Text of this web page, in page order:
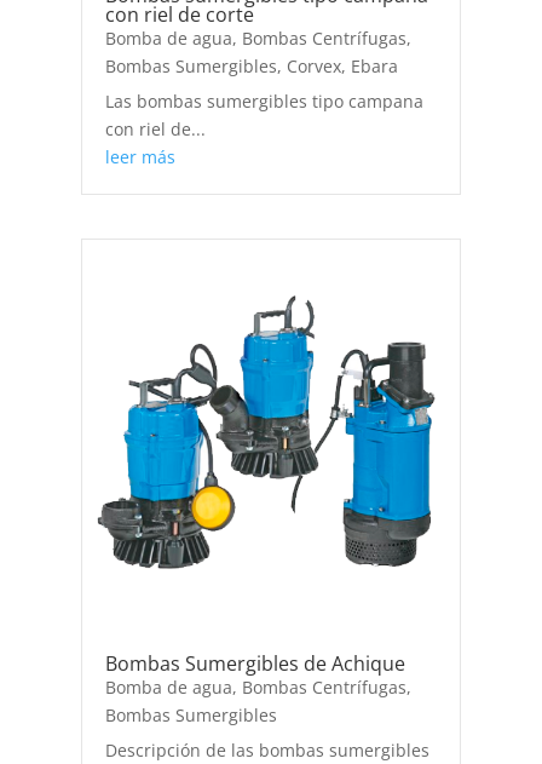
con riel de corte
Bomba de agua, Bombas Centrífugas,
Bombas Sumergibles, Corvex, Ebara
Las bombas sumergibles tipo campana
con riel de...
leer más
Bombas Sumergibles de Achique
Bomba de agua, Bombas Centrífugas,
Bombas Sumergibles
Descripción de las bombas sumergibles